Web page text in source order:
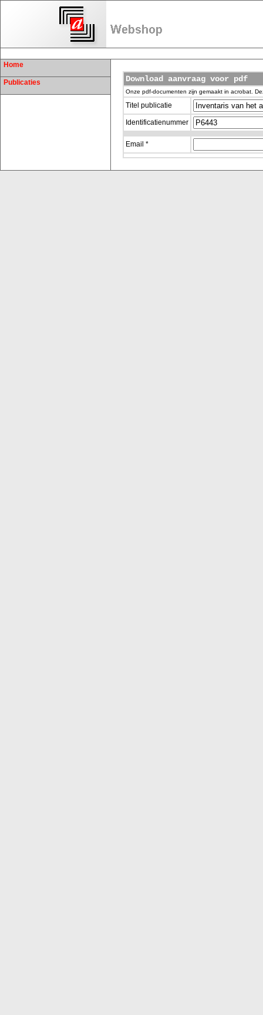
Home
Publicaties Download aanvraag voor pdf
Onze pdf-documenten zijn gemaakt in acrobat.
Titel publicatie
Identificatienummer
Email *